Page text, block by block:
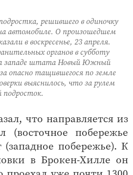
решившего в одиночку
автомобиле. О произошедшем
в воскресенье, 23 апреля.
органов в субботу
западе штата Новый Южный
опасно тащившегося по земле
выяснилось, что за рулем
что направляется из
(восточное побережье
побережье). К
в Брокен-Хилле он